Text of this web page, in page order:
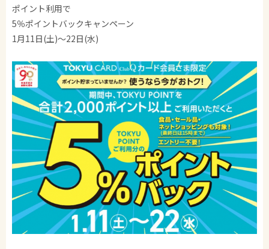
ポイント利用で
5％ポイントバックキャンペーン
1月11日(土)～22日(水)